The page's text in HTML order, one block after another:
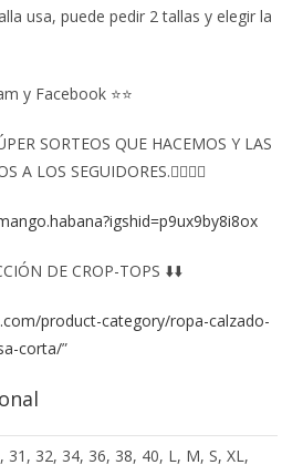
usa, puede pedir 2 tallas y elegir la
y Facebook ⭐⭐
SORTEOS QUE HACEMOS Y LAS
A LOS SEGUIDORES.👇🏻👇🏻
DE CROP-TOPS ⬇️⬇️
product-category/ropa-calzado-
corta/”
31, 32, 34, 36, 38, 40, L, M, S, XL,